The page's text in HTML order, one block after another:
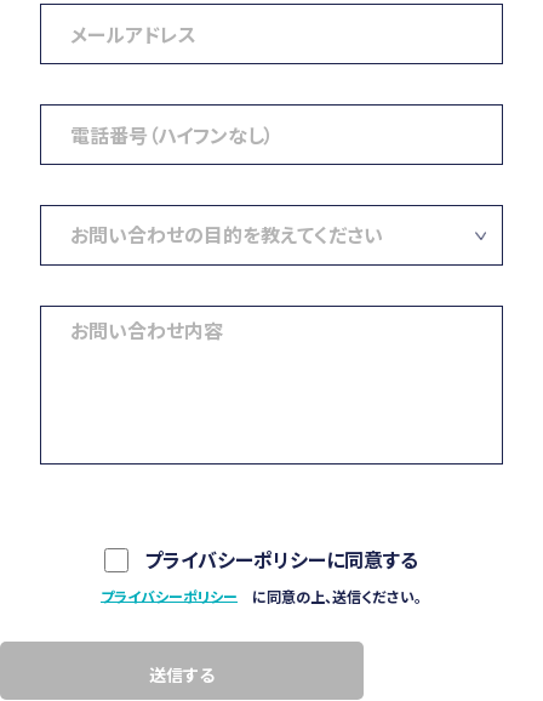
プライバシーポリシーに同意する
プライバシーポリシー に同意の上、送信ください。